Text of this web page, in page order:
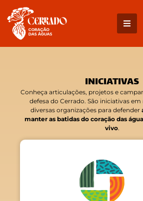
INICIATIVAS
Conheça articulações, projetos e
defesa do Cerrado. São iniciativas
diversas organizações para defender
manter as batidas do coração das
vivo.